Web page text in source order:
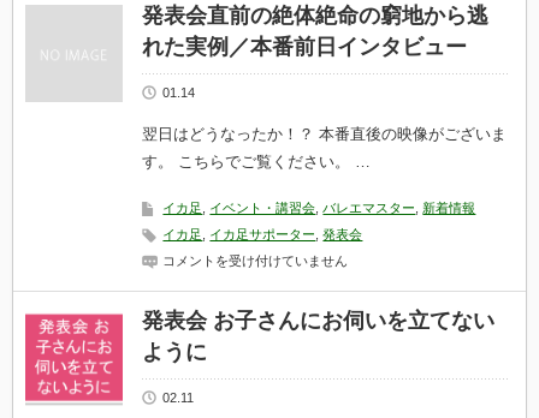
開
始】
大
人
わ
ま
発
会
年
4
月
18
神
奈
川
県
民
発表会直前の絶体絶命の窮地から逃
れた実例／本番前日インタビュー
01.14
翌日はどうなったか！？ 本番直後の映像がございま
す。 こちらでご覧ください。 …
イカ足 イベント・講習会 ,バレエマスター
新着情報
イカ足
イカ足サポーター ,発表会
発
会
直
前
の
絶
絶
コメントを受け付けていません
発表会 お子さんにお伺いを立てない
ように
02.11